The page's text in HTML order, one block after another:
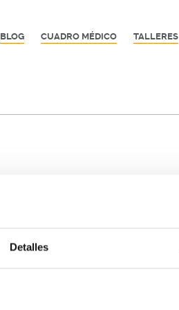
Detalles
BLOG CUADRO MÉDICO TALLERES